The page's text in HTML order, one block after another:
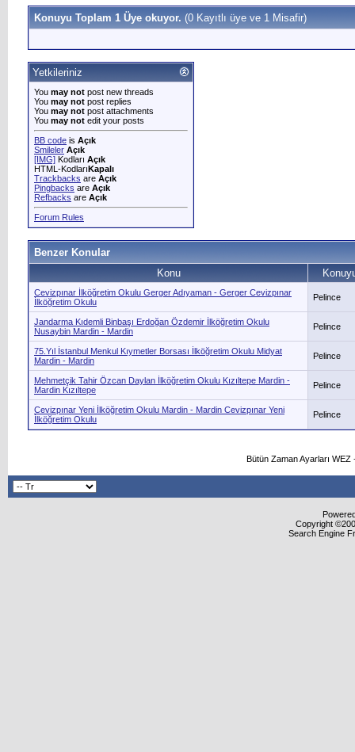
Konuyu Toplam 1 Üye okuyor. (0 Kayıtlı üye ve 1 Misafir)
Yetkileriniz
You may not post new threads
You may not post replies
You may not post attachments
You may not edit your posts
BB code is Açık
Smileler Açık
[IMG] Kodları Açık
HTML-KodlarıKapalı
Trackbacks are Açık
Pingbacks are Açık
Refbacks are Açık
Forum Rules
Benzer Konular
Konu
Cevizpınar İlköğretim Okulu Gerger Adıyaman - Gerger Cevizpınar
İlköğretim Okulu
Pelince
Jandarma Kıdemli Binbaşı Erdoğan Özdemir İlköğretim Okulu
Nusaybin Mardin - Mardin
Pelince
75.Yıl İstanbul Menkul Kıymetler Borsası İlköğretim Okulu Midyat
Mardin - Mardin
Pelince
Mehmetçik Tahir Özcan Daylan İlköğretim Okulu Kızıltepe Mardin -
Mardin Kızıltepe
Pelince
Cevizpınar Yeni İlköğretim Okulu Mardin - Mardin Cevizpınar Yeni
İlköğretim Okulu
Pelince
Bütün Zaman Ayarları
Copyright
Search Engine